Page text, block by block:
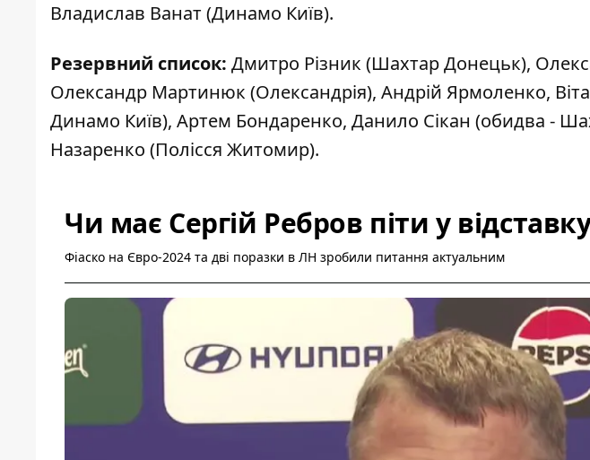
Владислав Ванат (Динамо Київ).
Резервний список: Дмитро Різник (Шахтар Донецьк),
Олександр Мартинюк (Олександрія), Андрій Ярмоленко,
Динамо Київ), Артем Бондаренко, Данило Сікан (обидва -
Назаренко (Полісся Житомир).
Чи має Сергій Ребров піти у
Фіаско на Євро-2024 та дві поразки в ЛН зробили питання актуальним